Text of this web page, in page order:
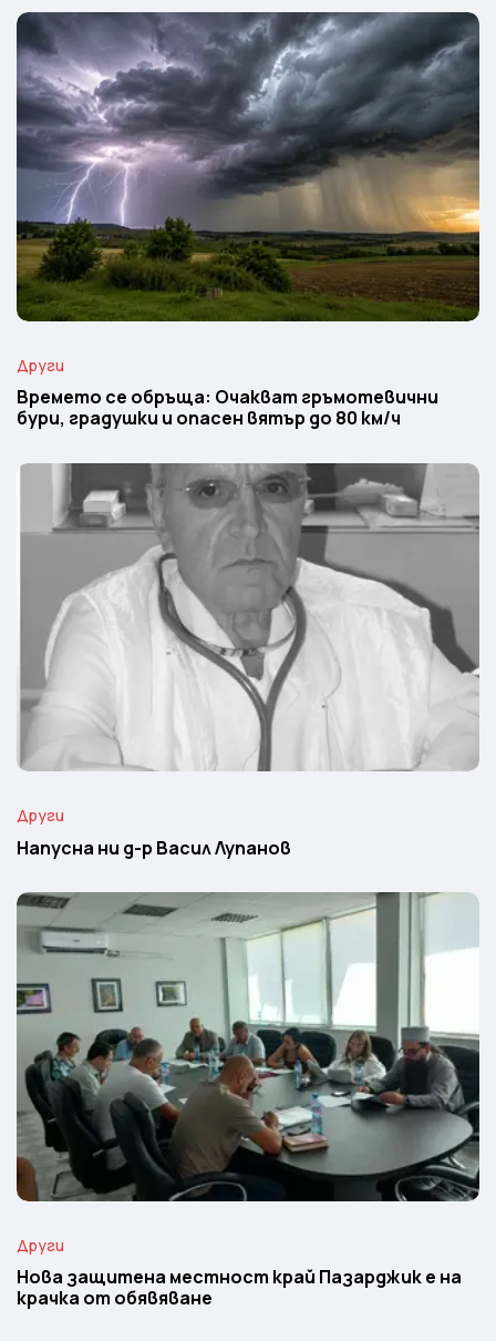
Други
Времето се обръща: Очакват гръмотевични
бури, градушки и опасен вятър до 80 км/ч
Други
Напусна ни д-р Васил Лупанов
Други
Нова защитена местност край Пазарджик е на
крачка от обявяване